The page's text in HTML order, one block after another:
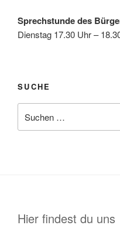
Sprechstunde des
Dienstag 17.30 Uhr –
SUCHE
nach:
Hier findest du uns